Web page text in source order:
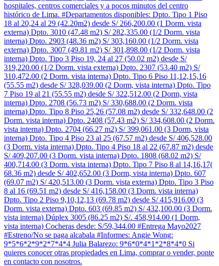
hospitales, centros comerciales y a pocos minutos del centro
histórico de Lima. #Departamentos disponibles: Dpto. Tipo 1 Piso
18 al 20,24 al 29 (42.20m2) desde S/ 266,200.00 (1 Dorm. vista
externa) Dpto. 3010 (47.48 m2) S/ 282,335.00 (1/2 Dorm. vista
interna) Dpto. 2903 (48.36 m2) S/ 303,160.00 (1/2 Dorm. vista
externa) Dpto. 3007 (49.81 m2) S/ 301,898.00 (1/2 Dorm. vista
interna) Dpto. Tipo 3 Piso 19, 24 al 27 (50.02 m2) desde S/
319,220.00 (1/2 Dorm. vista externa) Dpto. 2307 (53.40 m2) S/
310,472.00 (2 Dorm. vista interna) Dpto. Tipo 6 Piso 11,12,15,16
(55.55 m2) desde S/ 328,039.00 (2 Dorm, vista interna) Dpto. Tipo
7 Piso 19 al 21 (55.55 m2) desde S/ 322,512.00 (2 Dorm, vista
interna) Dpto. 2708 (56.73 m2) S/ 330,688.00 (2 Dorm. vista
interna) Dpto. Tipo 8 Piso 25,26 (57.08 m2) desde S/ 332,648.00 (2
Dorm. vista interna) Dpto. 2408 (57.43 m2) S/ 334,608.00 (2 Dorm.
vista interna) Dpto. 2704 (66.27 m2) S/ 399,061.00 (3 Dorm, vista
interna) Dpto. Tipo 4 Piso 23 al 25 (67.57 m2) desde S/ 406,528.00
(3 Dorm. vista interna) Dpto. Tipo 4 Piso 18 al 22 (67.87 m2) desde
S/ 409,207.00 (3 Dorm. vista interna) Dpto. 1808 (68.02 m2) S/
400,714.00 (3 Dorm. vista interna) Dpto. Tipo 7 Piso 8 al 14,16,17(
68.36 m2) desde S/ 402,652.00 (3 Dorm, vista interna) Dpto. 607
(69.07 m2) S/ 420,513.00 (3 Dorm. vista externa) Dpto. Tipo 3 Piso
8 al 16 (69.51 m2) desde S/ 416,158.00 (3 Dorm. vista interna)
Dpto. Tipo 2 Piso 9,10,12,13 (69.78 m2) desde S/ 415,916.00 (3
Dorm. vista externa) Dpto. 603 (69.85 m2) S/ 432,100.00 (3 Dorm.
vista interna) Dúplex 3005 (86.25 m2) S/. 458,914.00 (1 Dorm,
vista interna) Cocheras desde: S/59,344.00 #Entrega Mayo2027
#Estreno/No se paga alcabala #Informes: Angie Wong:
9*5*6*2*9*2*7*4*4 Julia Balarezo: 9*6*0*4*1*2*8*4*0 Si
quieres conocer otras propiedades en Lima, comprar o vender, ponte
en contacto con nosotros.